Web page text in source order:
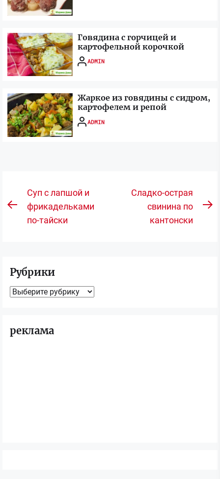
Говядина с горчицей и
картофельной корочкой
ADMIN
Жаркое из говядины с сидром,
картофелем и репой
ADMIN
Навигация
по
записям
Предыдущая
запись:
Суп с лапшой и
фрикадельками
по-тайски
Сладко-острая
свинина по
кантонски
Рубрики
Рубрики
реклама